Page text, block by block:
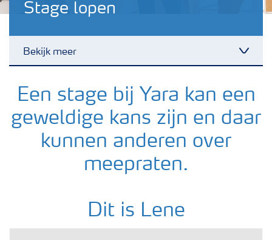
Stage lopen
Bekijk meer
Stage lopen
Afgestudeerden
Een stage bij Yara kan een
geweldige kans zijn en daar
kunnen anderen over
meepraten.
Dit is Lene